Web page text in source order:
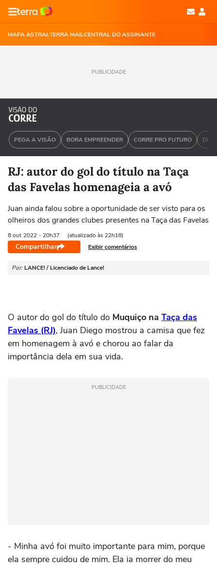
MAPA ASTRALTERRA MAILCENTRAL DO ASSINANTE
PUBLICIDADE
PEGA A VISÃO BORA EMPREENDER CORRE PRO FUTURO DEU
RJ: autor do gol do título na Taça
das Favelas homenageia a avó
Juan ainda falou sobre a oportunidade de ser visto para os
olheiros dos grandes clubes presentes na Taça das Favelas
8 out 2022 - 20h37 (atualizado às 22h18)
Compartilhar Exibir comentários
Por: LANCE! / Licenciado de Lance!
O autor do gol do título do Muquiço na Taça das
Favelas (RJ), Juan Diego mostrou a camisa que fez
em homenagem à avó e chorou ao falar da
importância dela em sua vida.
PUBLICIDADE
- Minha avó foi muito importante para mim, porque
ela sempre cuidou de mim. Ela ia morrer do meu